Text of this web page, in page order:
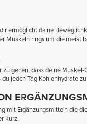
ermöglicht deine
Muskeln rings um die meist
zu gehen, dass deine
du jeden Tag Kohlenhydrate
mit Ergänzungsmitteln die
kurz.